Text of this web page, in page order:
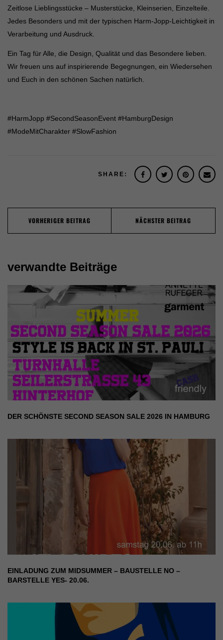
Zeitlose Lieblingsstücke – Musterstücke, Kleinserien, Einzelteile.
Jedes Besonders und mit der typischen Harm-Jopp-Leichtigkeit in
Verarbeitung und Ausdruck.
Ein Tag für Alle, die Design, Qualität und das Besondere lieben.
Wir freuen uns auf inspirierende Begegnungen, ein Wiedersehen
und Euch in den schönen Sachen natürlich.
#HarmJopp #SecondSeasonEvent #HamburgDesign
#ModeMitCharakter #SlowFashion
SHARE:
navigationVORHERIGER BEITRAG NÄCHSTER BEITRAG
verwandte Beiträge
DER SCHÖNSTE SECOND SEASON SALE 2026 IN HAMBURG
EINLADUNG ZUM MIDSUMMER – BAUSTELLE NO –
BARSTELLE YES- 20.06.
Datenschutzeinstellungen
Essenziell (2)
Essenzielle Cookies ermöglichen grundlegende Funktionen und sind für
Cookie-Informationen anzeigen
Statistiken (1)
Cookie-Informationen anzeigen
um personalisierte Werbung anzuzeigen. Sie tun dies, indem sie
Besucher über Websites hinweg verfolgen.
Externe Medien (7)
Inhalte von Videoplattformen und Social-Media-Plattformen werden
Cookie-Informationen anzeigen
Datenschutzerklärung Impressum